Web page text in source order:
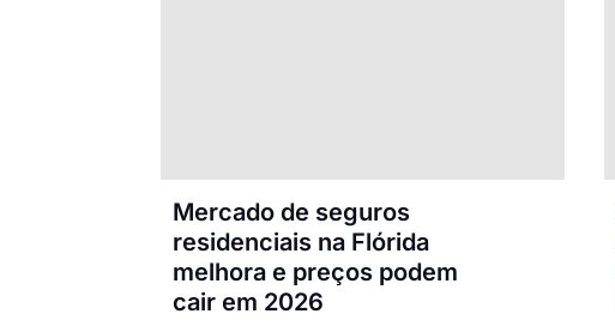
Mercado de seguros
residenciais na Flórida
melhora e preços podem
cair em 2026